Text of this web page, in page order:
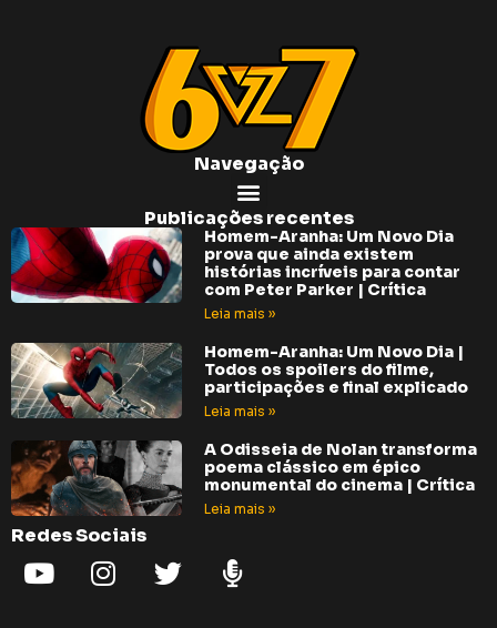
Navegação
Publicações recentes
Homem-Aranha: Um Novo Dia
prova que ainda existem
histórias incríveis para contar
com Peter Parker | Crítica
Leia mais »
Homem-Aranha: Um Novo Dia |
Todos os spoilers do filme,
participações e final explicado
Leia mais »
A Odisseia de Nolan transforma
poema clássico em épico
monumental do cinema | Crítica
Leia mais »
Redes Sociais